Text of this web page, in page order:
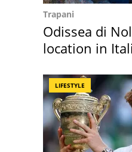
Trapani
Odissea di
location in
LIFESTYLE